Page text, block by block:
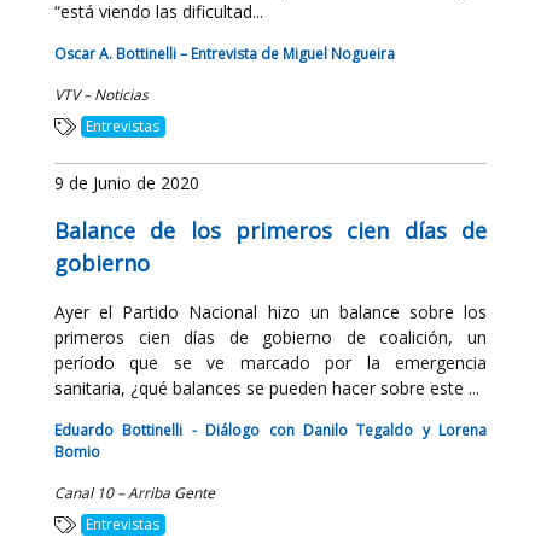
“está viendo las dificultad...
Oscar A. Bottinelli – Entrevista de Miguel Nogueira
VTV – Noticias
Entrevistas
9 de Junio de 2020
Balance de los primeros cien días de
gobierno
Ayer el Partido Nacional hizo un balance sobre los
primeros cien días de gobierno de coalición, un
período que se ve marcado por la emergencia
sanitaria, ¿qué balances se pueden hacer sobre este ...
Eduardo Bottinelli - Diálogo con Danilo Tegaldo y Lorena
Bomio
Canal 10 – Arriba Gente
Entrevistas